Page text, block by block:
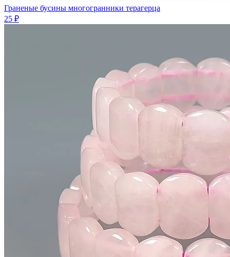
Граненые бусины многогранники терагерца
25 ₽